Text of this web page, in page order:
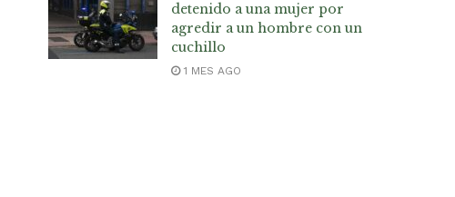
detenido a una mujer por
agredir a un hombre con un
cuchillo
1 MES AGO